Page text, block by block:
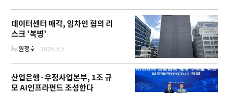
데이터센터 매각, 임차인 협의 리
스크 '복병'
by원정호 2026.8.5
산업은행·우정사업본부, 1조 규
모 AI인프라펀드 조성한다